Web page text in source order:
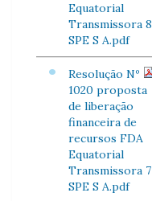
Equatorial
Transmissora 8
SPE S A.pdf
Resolução Nº
1020 proposta
de liberação
financeira de
recursos FDA
Equatorial
Transmissora 7
SPE S A.pdf